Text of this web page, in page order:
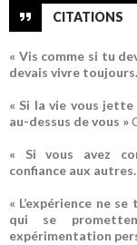
CITATIONS
« Vis comme si tu
devais vivre
« Si la vie vous
au-dessus de vous »
« Si vous avez
confiance aux autres.
« L’expérience ne
qui se
expérimentation